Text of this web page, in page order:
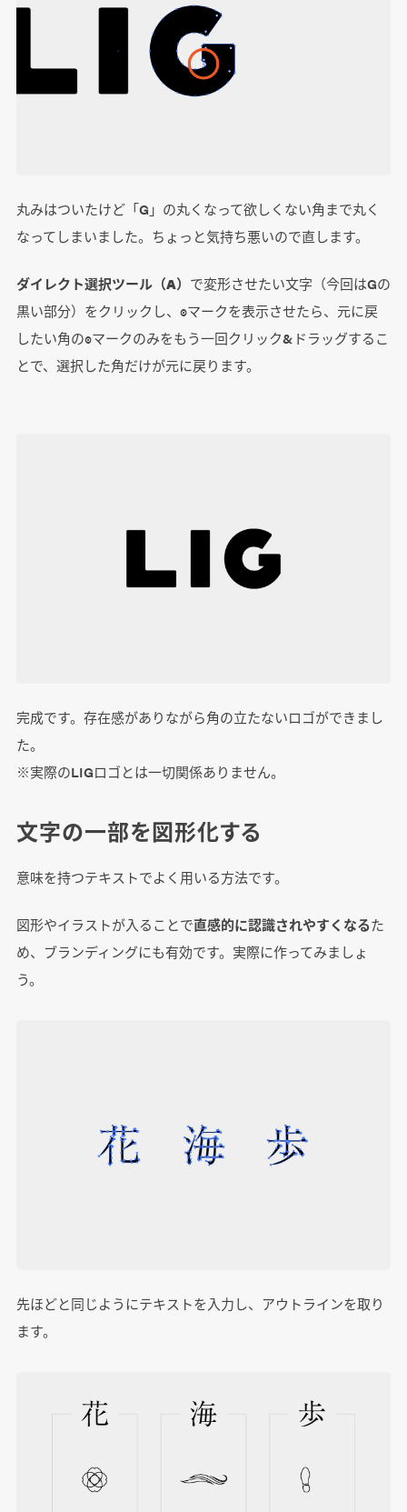
丸みはついたけど「G」の丸くなって欲しくない角まで丸く
なってしまいました。ちょっと気持ち悪いので直します。
ダイレクト選択ツール（A） で変形させたい文字（今回はGの
黒い部分）をクリックし、◉マークを表示させたら、元に戻
したい角の◉マークのみをもう一回クリック&ドラッグするこ
とで、選択した角だけが元に戻ります。
完成です。存在感がありながら角の立たないロゴができまし
た。
※実際のLIGロゴとは一切関係ありません。
文字の一部を図形化する
意味を持つテキストでよく用いる方法です。
図形やイラストが入ることで直感的に認識されやすくなるた
め、ブランディングにも有効です。実際に作ってみましょ
う。
先ほどと同じようにテキストを入力し、アウトラインを取り
ます。